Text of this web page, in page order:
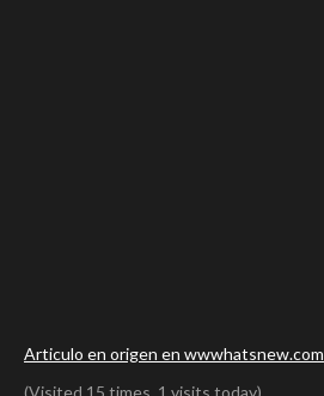
Articulo en origen en wwwhatsnew.com